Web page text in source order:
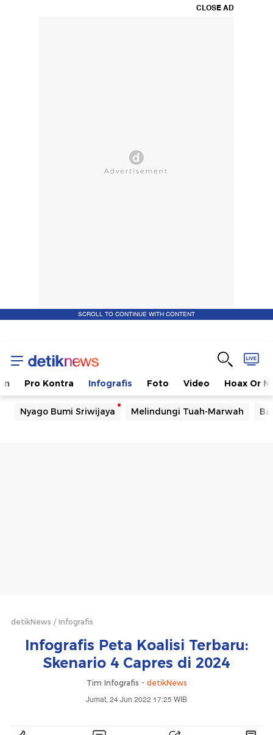
CLOSE AD
SCROLL TO CONTINUE WITH CONTENT
Pro Kontra Infografis Foto Video Hoax Or
Nyago Bumi Sriwijaya Melindungi Tuah-Marwah
detikNews Infografis
Infografis Peta Koalisi Terbaru:
Skenario 4 Capres di 2024
Tim Infografis - detikNews
Jumat, 24 Jun 2022 17:25 WIB